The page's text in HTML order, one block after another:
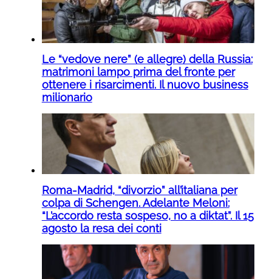
Le “vedove nere” (e allegre) della Russia:
matrimoni lampo prima del fronte per
ottenere i risarcimenti. Il nuovo business
milionario
Roma-Madrid, “divorzio” all’italiana per
colpa di Schengen. Adelante Meloni:
“L’accordo resta sospeso, no a diktat”. Il 15
agosto la resa dei conti